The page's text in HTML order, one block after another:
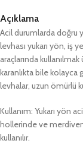
Açıklama
Acil durumlarda doğru
levhası yukarı yön, iş
araçlarında
karanlıkta bile kolayca
levhalar, uzun ömürlü
Kullanım: Yukarı yön
hollerinde ve
kullanılır.